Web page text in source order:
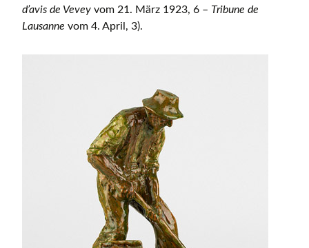
d’avis de Vevey vom 21. März 1923, 6 – Tribune de
Lausanne vom 4. April, 3).